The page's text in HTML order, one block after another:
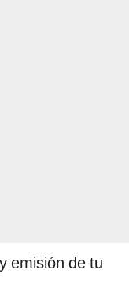
emisión de tu